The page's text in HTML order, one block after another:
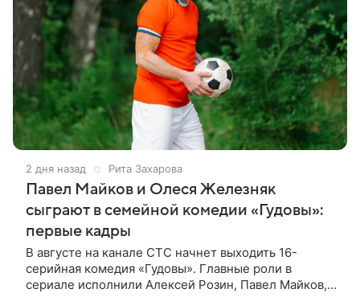
2 дня назад Рита Захарова
Павел Майков и Олеся Железняк
сыграют в семейной комедии «Гудовы»:
первые кадры
В августе на канале СТС начнет выходить 16-
серийная комедия «Гудовы». Главные роли в
сериале исполнили Алексей Розин, Павел Майков,